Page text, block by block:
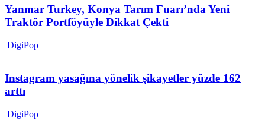
Yanmar Turkey, Konya Tarım Fuarı’nda Yeni
Traktör Portföyüyle Dikkat Çekti
DigiPop
Instagram yasağına yönelik şikayetler yüzde 162
arttı
DigiPop